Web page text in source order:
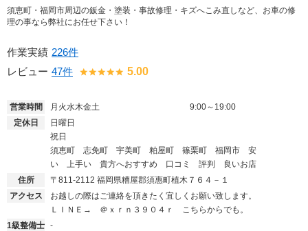
須恵町・福岡市周辺の鈑金・塗装・事故修理・キズへこみ直しなど、お車の修
理の事なら弊社にお任せ下さい！
作業実績 226件
レビュー 47件 5.00
営業時間 月火水木金土
9:00～19:00
定休日
日曜日
祝日
須恵町 志免町 宇美町 粕屋町 篠栗町 福岡市 安
い 上手い 貴方へおすすめ 口コミ 評判 良いお店
住所
〒811-2112 福岡県糟屋郡須惠町植木７６４－１
アクセス
お越しの際はご連絡を頂きたく宜しくお願い致します。
ＬＩＮＥ→ ＠ｘｒｎ３９０４ｒ こちらからでも。
1級整備士 -